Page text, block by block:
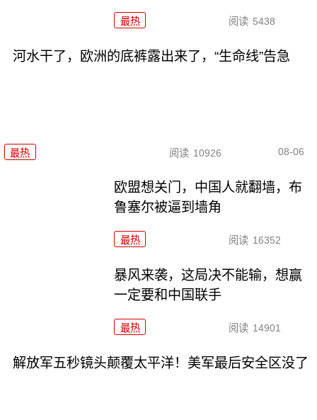
最热 阅读 5438
河水干了，欧洲的底裤露出来了，“生命线”告急
最热 阅读 10926 08-06
欧盟想关门，中国人就翻墙，布
鲁塞尔被逼到墙角
最热 阅读 16352
暴风来袭，这局决不能输，想赢
一定要和中国联手
最热 阅读 14901
解放军五秒镜头颠覆太平洋！美军最后安全区没了